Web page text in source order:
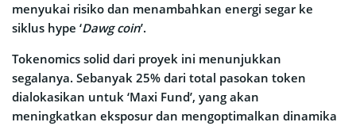
menyukai risiko dan menambahkan energi segar ke
siklus hype ‘Dawg coin’.
Tokenomics solid dari proyek ini menunjukkan
segalanya. Sebanyak 25% dari total pasokan token
dialokasikan untuk ‘Maxi Fund’, yang akan
meningkatkan eksposur dan mengoptimalkan dinamika